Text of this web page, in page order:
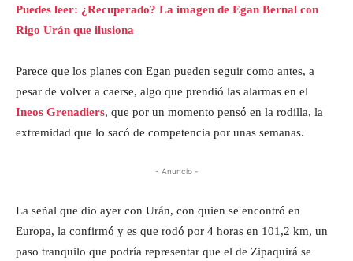
Puedes leer: ¿Recuperado? La imagen de Egan Bernal con
Rigo Urán que ilusiona
Parece que los planes con Egan pueden seguir como antes, a
pesar de volver a caerse, algo que prendió las alarmas en el
Ineos Grenadiers, que por un momento pensó en la rodilla, la
extremidad que lo sacó de competencia por unas semanas.
- Anuncio -
La señal que dio ayer con Urán, con quien se encontró en
Europa, la confirmó y es que rodó por 4 horas en 101,2 km, un
paso tranquilo que podría representar que el de Zipaquirá se